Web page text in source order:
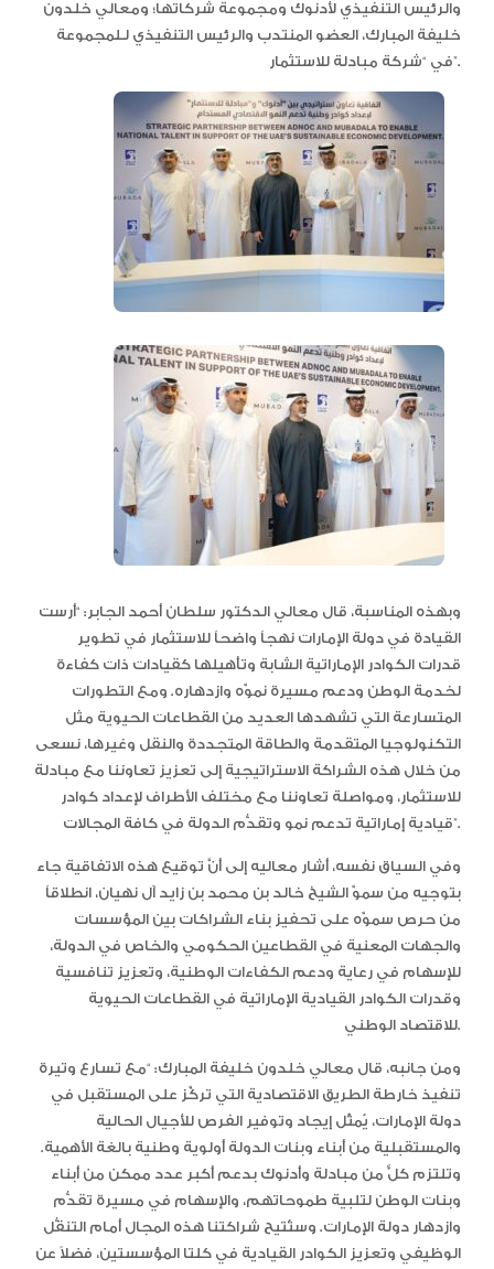
والرئيس التنفيذي لأدنوك ومجموعة شركاتها؛ ومعالي خلدون
خليفة المبارك، العضو المنتدب والرئيس التنفيذي لـلمجموعة
في “شركة مبادلة للاستثمار”.
وبهذه المناسبة، قال معالي الدكتور سلطان أحمد الجابر: “أرست
القيادة في دولة الإمارات نهجاً واضحاً للاستثمار في تطوير
قدرات الكوادر الإماراتية الشابة وتأهيلها كقيادات ذات كفاءة
لخدمة الوطن ودعم مسيرة نموّه وازدهاره. ومع التطورات
المتسارعة التي تشهدها العديد من القطاعات الحيوية مثل
التكنولوجيا المتقدمة والطاقة المتجددة والنقل وغيرها، نسعى
من خلال هذه الشراكة الاستراتيجية إلى تعزيز تعاوننا مع مبادلة
للاستثمار، ومواصلة تعاوننا مع مختلف الأطراف لإعداد كوادر
قيادية إماراتية تدعم نمو وتقدُّم الدولة في كافة المجالات”.
وفي السياق نفسه، أشار معاليه إلى أنَّ توقيع هذه الاتفاقية جاء
بتوجيه من سموّ الشيخ خالد بن محمد بن زايد آل نهيان، انطلاقاً
من حرص سموّه على تحفيز بناء الشراكات بين المؤسسات
والجهات المعنية في القطاعين الحكومي والخاص في الدولة،
للإسهام في رعاية ودعم الكفاءات الوطنية، وتعزيز تنافسية
وقدرات الكوادر القيادية الإماراتية في القطاعات الحيوية
للاقتصاد الوطني.
ومن جانبه، قال معالي خلدون خليفة المبارك: “مع تسارع وتيرة
تنفيذ خارطة الطريق الاقتصادية التي تركِّز على المستقبل في
دولة الإمارات، يُمثّل إيجاد وتوفير الفرص للأجيال الحالية
والمستقبلية من أبناء وبنات الدولة أولوية وطنية بالغة الأهمية.
وتلتزم كلٌّ من مبادلة وأدنوك بدعم أكبر عدد ممكن من أبناء
وبنات الوطن لتلبية طموحاتهم، والإسهام في مسيرة تقدُّم
وازدهار دولة الإمارات. وستُتيح شراكتنا هذه المجال أمام التنقُّل
الوظيفي وتعزيز الكوادر القيادية في كلتا المؤسستين، فضلاً عن